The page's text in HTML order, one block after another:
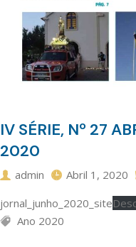
IV SÉRIE, Nº 27
2020
admin Abril 1, 2020
jornal_junho_2020_site
Ano 2020